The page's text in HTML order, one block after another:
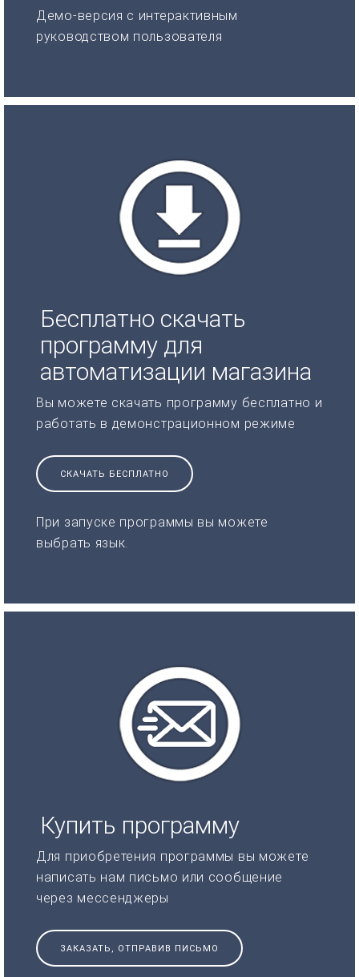
Демо-версия с интерактивным
руководством пользователя
Бесплатно скачать
программу для
автоматизации магазина
Вы можете скачать программу бесплатно и
работать в демонстрационном режиме
СКАЧАТЬ БЕСПЛАТНО
При запуске программы вы можете
выбрать язык.
Купить программу
Для приобретения программы вы можете
написать нам письмо или сообщение
через мессенджеры
ЗАКАЗАТЬ, ОТПРАВИВ ПИСЬМО